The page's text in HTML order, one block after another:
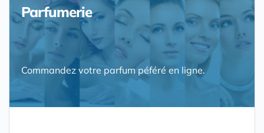
Parfumerie
Commandez votre parfum péféré en ligne.